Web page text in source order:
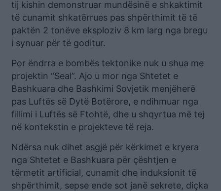
tij kishin demonstruar mundësinë e shkaktimit
të cunamit shkatërrues pas shpërthimit të të
paktën 2 tonëve eksploziv 8 km larg nga bregu
i synuar për të goditur.
Por ëndrra e bombës tektonike nuk u shua me
projektin “Seal”. Ajo u mor nga Shtetet e
Bashkuara dhe Bashkimi Sovjetik menjëherë
pas Luftës së Dytë Botërore, e ndihmuar nga
fillimi i Luftës së Ftohtë, dhe u shqyrtua më tej
në kontekstin e projekteve të reja.
Ndërsa nuk dihet asgjë për kërkimet e kryera
nga Shtetet e Bashkuara për çështjen e
tërmetit artificial, cunamit dhe induksionit të
shpërthimit, sepse ende sot janë sekrete, diçka